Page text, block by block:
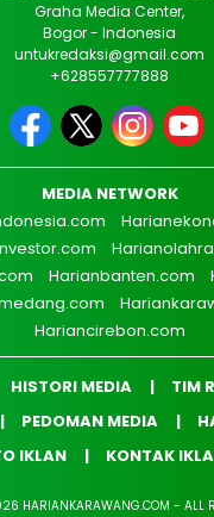
Graha Media Center,
Bogor - Indonesia
untukredaksi@gmail.com
+628557777888
MEDIA NETWORK
Harianbanten.com
Hariancirebon.com
HISTORI MEDIA
TIM
PEDOMAN MEDIA
IKLAN
KONTAK
HARIANKARAWANG.COM - ALL